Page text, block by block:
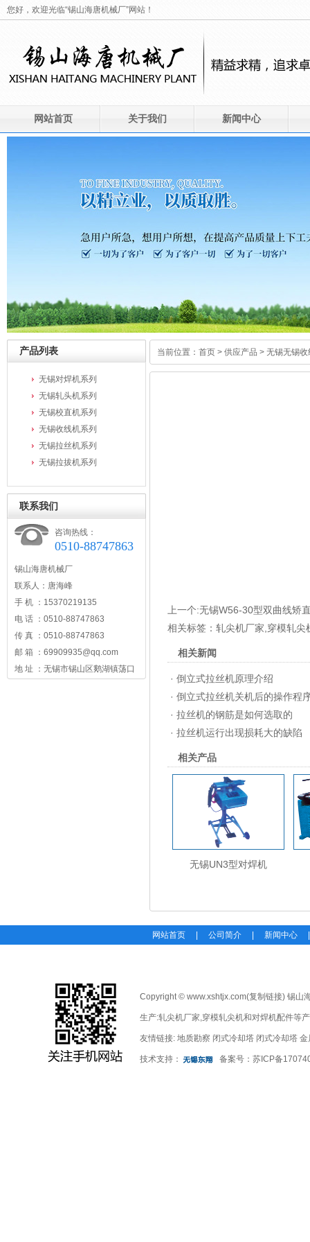
您好，欢迎光临“锡山海唐机械厂”网站！
网站首页 关于我们 新闻中心
产品列表
无锡对焊机系列
无锡轧头机系列
无锡校直机系列
无锡收线机系列
无锡拉丝机系列
无锡拉拔机系列
联系我们
咨询热线：
0510-88747863
锡山海唐机械厂
联系人：唐海峰
手 机 ：15370219135
电 话 ：0510-88747863
传 真 ：0510-88747863
邮 箱 ：69909935@qq.com
地 址 ：无锡市锡山区鹅湖镇荡口
当前位置： 首页 > 供应产品 > 无锡无锡收
上一个:无锡W56-30型双曲线矫
相关标签： 轧尖机厂家 穿模轧尖
相关新闻
· 倒立式拉丝机原理介绍
· 倒立式拉丝机关机后的操作程
· 拉丝机的钢筋是如何选取的
· 拉丝机运行出现损耗大的缺陷
相关产品
无锡UN3型对焊机
网站首页 公司简介 新闻中心
Copyright © www.xshtjx.com(复制链接) 锡山
生产:轧尖机厂家,穿模轧尖机和对焊机配件等
友情链接: 地质勘察 闭式冷却塔 闭式冷却塔 金
技术支持： 备案号： 苏ICP备